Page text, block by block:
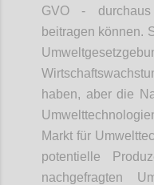
GVO -
beitragen können.
haben, aber die
Markt für
potentielle
nachgefragten